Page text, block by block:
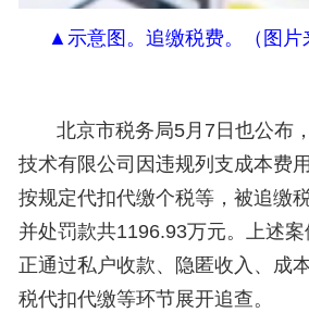
▲ 示意图。 追缴税费。（ 图片
北京市税务局5月7日也公布，
技术有限公司因违规列支成本费
按规定代扣代缴个税等，被追缴
并处罚款共1196.93万元。上述
正通过私户收款、隐匿收入、成
税代扣代缴等环节展开追查。